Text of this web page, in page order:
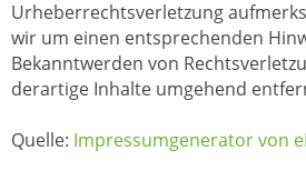
Urheberrechtsverletzung
wir um einen entsprechenden
Bekanntwerden von
derartige Inhalte umgehend
Quelle: Impressumgenerator von